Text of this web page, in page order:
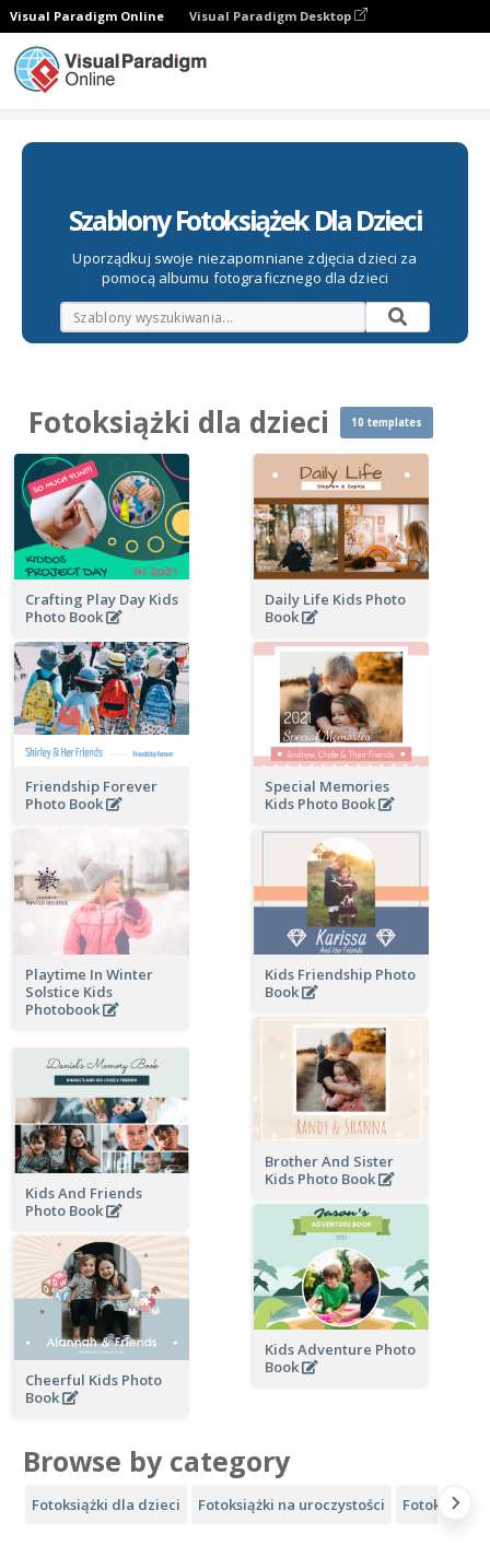
Visual Paradigm Online Visual Paradigm Desktop
Szablony Fotoksiążek Dla Dzieci
Uporządkuj swoje niezapomniane zdjęcia dzieci za
pomocą albumu fotograficznego dla dzieci
Fotoksiążki dla dzieci 10 templates
Crafting Play Day Kids
Photo Book
Daily Life Kids Photo
Book
Friendship Forever
Photo Book
Special Memories
Kids Photo Book
Playtime In Winter
Solstice Kids
Photobook
Kids Friendship Photo
Book
Brother And Sister
Kids Photo Book
Kids And Friends
Photo Book
Kids Adventure Photo
Book
Cheerful Kids Photo
Book
Browse by category
Fotoksiążki dla dzieci Fotoksiążki na uroczystości Fotoksiążki